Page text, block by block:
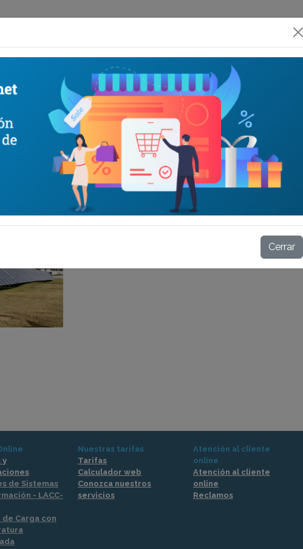
solar fotovoltaica
Ratificando su compromiso de transformar al
espacio energéticamente eficiente, Corporación
Puerta del Sur, concesionaria de la terminal aérea,
generación solar fotovoltaica. La instalación
primero en Latinoamérica, que cuenta con un
propio.
La implementación de plan energético redujo la
aérea y le permitió obtener la certificación de gestión
Para acceder a la noticia
http://www.aeropuertodecarrasco.com.uy/sala-de-
y
de Sistemas
- LACC-
de Carga con
Nuestras tarifas
Tarifas
Calculador web
Conozca nuestros
servicios
Atención al cliente
online
Atención al cliente
online
Reclamos
Cerrar